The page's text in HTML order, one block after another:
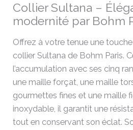
Collier Sultana –
modernité par Bohm
Offrez à votre tenue une
collier Sultana de Bohm Paris.
l’accumulation avec ses cinq
une maille forçat, une maille
gourmettes fines et une maille
inoxydable, il garantit une
tout en conservant son éclat.